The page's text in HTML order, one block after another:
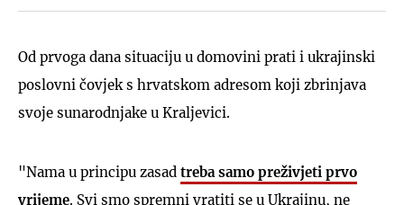
Od prvoga dana situaciju u domovini prati i ukrajinski
poslovni čovjek s hrvatskom adresom koji zbrinjava
svoje sunarodnjake u Kraljevici.
"Nama u principu zasad treba samo preživjeti prvo
vrijeme. Svi smo spremni vratiti se u Ukrajinu, ne